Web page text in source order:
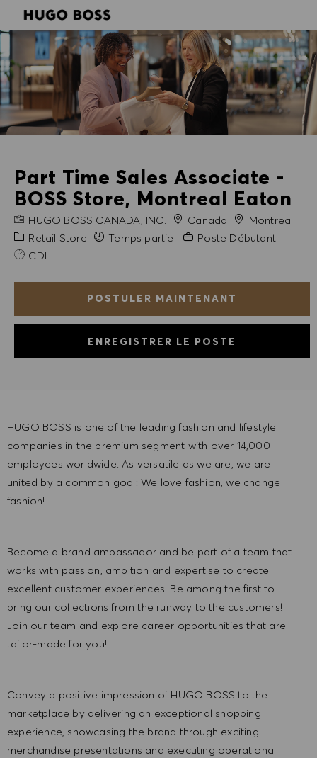
Part Time Sales Associate -
BOSS Store, Montreal Eaton
NOM DE L'ENTREPRISE
HUGO BOSS CANADA, INC. Canada VilleMontreal
Catégorie
Retail Store Temps partiel Expérience requise
Poste Débutant
CDI
POSTULER MAINTENANT
ENREGISTRER LE POSTE
HUGO BOSS is one of the leading fashion and lifestyle
companies in the premium segment with over 14,000
employees worldwide. As versatile as we are, we are
united by a common goal: We love fashion, we change
fashion!
Become a brand ambassador and be part of a team that
works with passion, ambition and expertise to create
excellent customer experiences. Be among the first to
bring our collections from the runway to the customers!
Join our team and explore career opportunities that are
tailor-made for you!
Convey a positive impression of HUGO BOSS to the
marketplace by delivering an exceptional shopping
experience, showcasing the brand through exciting
merchandise presentations and executing operational